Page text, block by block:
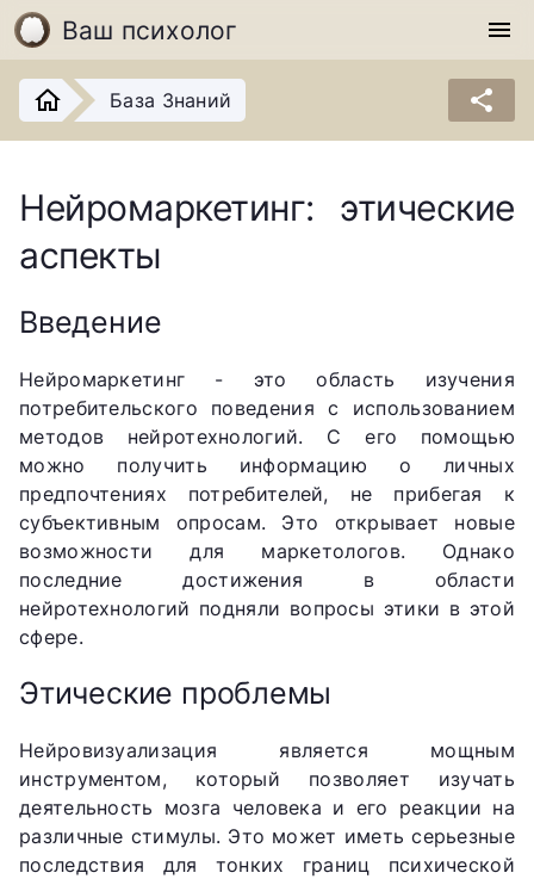
Ваш психолог menu
База Знаний share
Нейромаркетинг: этические
аспекты
Введение
Нейромаркетинг - это область изучения
потребительского поведения с использованием
методов нейротехнологий. С его помощью
можно получить информацию о личных
предпочтениях потребителей, не прибегая к
субъективным опросам. Это открывает новые
возможности для маркетологов. Однако
последние достижения в области
нейротехнологий подняли вопросы этики в этой
сфере.
Этические проблемы
Нейровизуализация является мощным
инструментом, который позволяет изучать
деятельность мозга человека и его реакции на
различные стимулы. Это может иметь серьезные
последствия для тонких границ психической